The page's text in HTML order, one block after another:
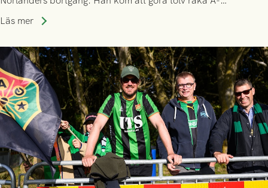
lagssäsonger i Grönsvart och är en av få spelare som i GAIS
Läs mer